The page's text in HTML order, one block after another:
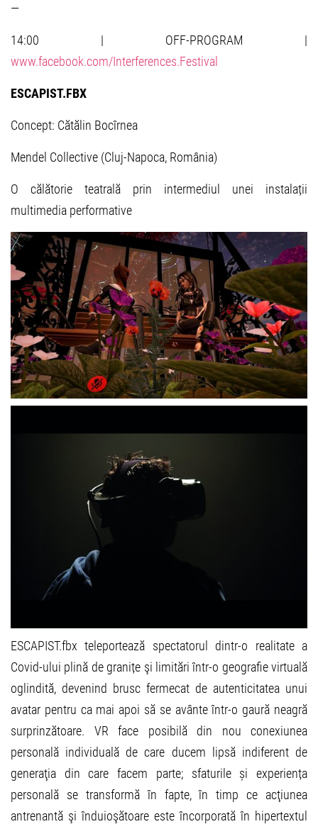
—
14:00 | OFF-PROGRAM |
www.facebook.com/Interferences.Festival
ESCAPIST.FBX
Concept: Cătălin Bocîrnea
Mendel Collective (Cluj-Napoca, România)
O călătorie teatrală prin intermediul unei instalații
multimedia performative
ESCAPIST.fbx teleportează spectatorul dintr-o realitate a
Covid-ului plină de granițe şi limitări într-o geografie virtuală
oglindită, devenind brusc fermecat de autenticitatea unui
avatar pentru ca mai apoi să se avânte într-o gaură neagră
surprinzătoare. VR face posibilă din nou conexiunea
personală individuală de care ducem lipsă indiferent de
generaţia din care facem parte; sfaturile și experiența
personală se transformă în fapte, în timp ce acţiunea
antrenantă şi înduioşătoare este încorporată în hipertextul